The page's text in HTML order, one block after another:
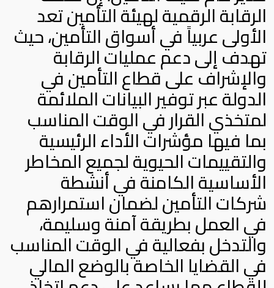
الرقابة الرقمية لهيئة التأمين تعد
الأولى عربياً في أسواق التأمين، حيث
تهدف إلى دعم عمليات الرقابة
والإشراف على قطاع التأمين في
الدولة عبر توفير البيانات الملائمة
لمتخذي القرار في الوقت المناسب
بما فيها مؤشرات الأداء الرئيسية
والتقييمات الحيوية لجميع المخاطر
الأساسية الكامنة في أنشطة
شركات التأمين لضمان استمرارهم
في العمل بطريقة آمنة وسليمة،
والتدخل بفعالية في الوقت المناسب
في القضايا الخاصة بالوضع المالي